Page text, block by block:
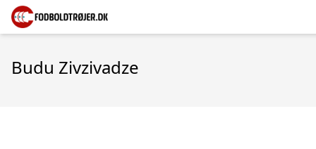
Budu Zivzivadze